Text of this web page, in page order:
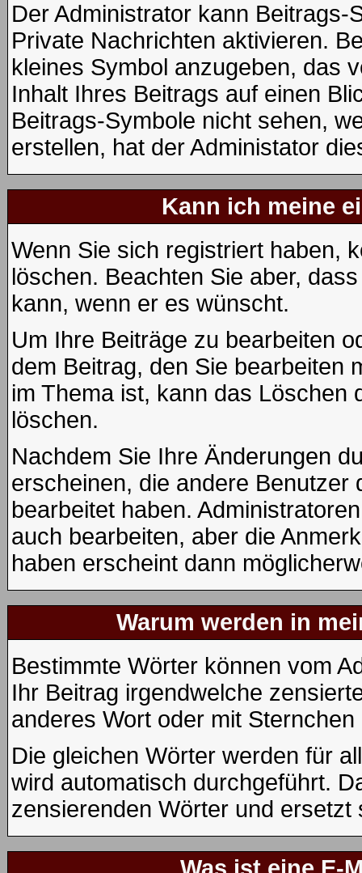
Der Administrator kann
Private Nachrichten aktivieren.
kleines Symbol anzugeben, das
Inhalt Ihres Beitrags auf einen
Beitrags-Symbole nicht sehen,
erstellen, hat der Administator
Kann ich meine
Wenn Sie sich registriert haben,
löschen. Beachten Sie aber,
kann, wenn er es wünscht.
Um Ihre Beiträge zu bearbeiten
dem Beitrag, den Sie bearbeiten
im Thema ist, kann das Löschen
löschen.
Nachdem Sie Ihre Änderungen
erscheinen, die andere Benutzer
bearbeitet haben.
auch bearbeiten, aber die
haben erscheint dann
Warum werden in
Bestimmte Wörter können vom
Ihr Beitrag irgendwelche
anderes Wort oder mit
Die gleichen Wörter werden für
wird automatisch durchgeführt.
zensierenden Wörter und ersetzt